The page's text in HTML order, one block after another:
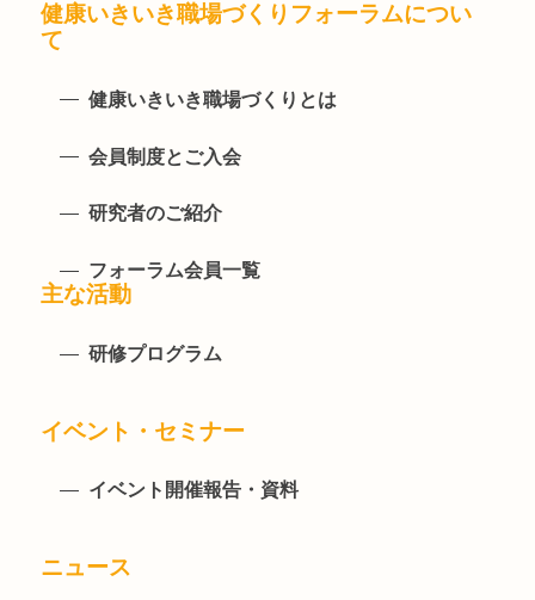
健康いきいき職場づくりフォーラムについ
て
健康いきいき職場づくりとは
会員制度とご入会
研究者のご紹介
フォーラム会員一覧
主な活動
研修プログラム
イベント・セミナー
イベント開催報告・資料
ニュース